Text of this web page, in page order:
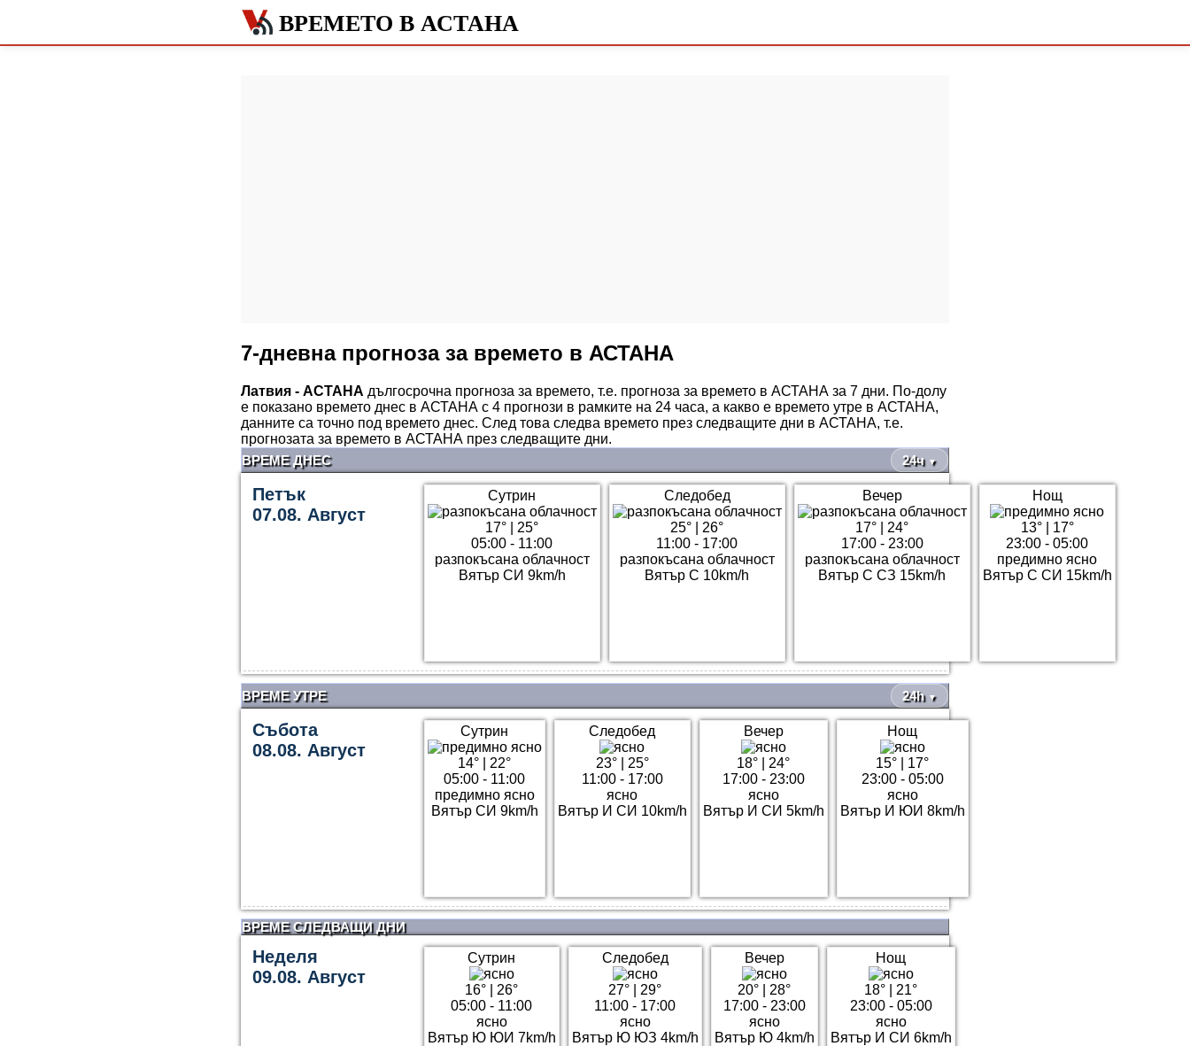
ВРЕМЕТО В АСТАНА
7-дневна прогноза за времето в АСТАНА
Латвия - АСТАНА дългосрочна прогноза за времето, т.е. прогноза за времето в АСТАНА за 7 дни. По-долу
е показано времето днес в АСТАНА с 4 прогнози в рамките на 24 часа, а какво е времето утре в АСТАНА,
данните са точно под времето днес. След това следва времето през следващите дни в АСТАНА, т.е.
прогнозата за времето в АСТАНА през следващите дни.
ВРЕМЕ ДНЕС
24ч ▼
Петък
07.08. Август
Сутрин
17°
25°
05:00 - 11:00
разпокъсана облачност
Вятър СИ 9km/h
Следобед
25°
26°
11:00 - 17:00
разпокъсана облачност
Вятър С 10km/h
Вечер
17°
24°
17:00 - 23:00
разпокъсана облачност
Вятър С СЗ 15km/h
Нощ
13°| 17°
23:00 - 05:00
предимно ясно
Вятър С СИ 15km/h
ВРЕМЕ УТРЕ 24h ▼
Събота
08.08. Август
Сутрин
14°
22°
05:00 - 11:00
предимно ясно
Вятър СИ 9km/h
Следобед
23°| 25°
11:00 - 17:00
ясно
Вятър И СИ 10km/h
Вечер
18°
24°
17:00 - 23:00
ясно
Вятър И СИ 5km/h
Нощ
15°
17°
23:00 - 05:00
ясно
Вятър И ЮИ 8km/h
ВРЕМЕ СЛЕДВАЩИ ДНИ
Неделя
09.08. Август
Сутрин
16°
26°
05:00 - 11:00
ясно
Вятър Ю ЮИ 7km/h
Следобед
27°
29°
11:00 - 17:00
ясно
Вятър Ю ЮЗ 4km/h
Вечер
20°
28°
17:00 - 23:00
ясно
Вятър Ю 4km/h
Нощ
18°
21°
23:00 - 05:00
ясно
Вятър И СИ 6km/h